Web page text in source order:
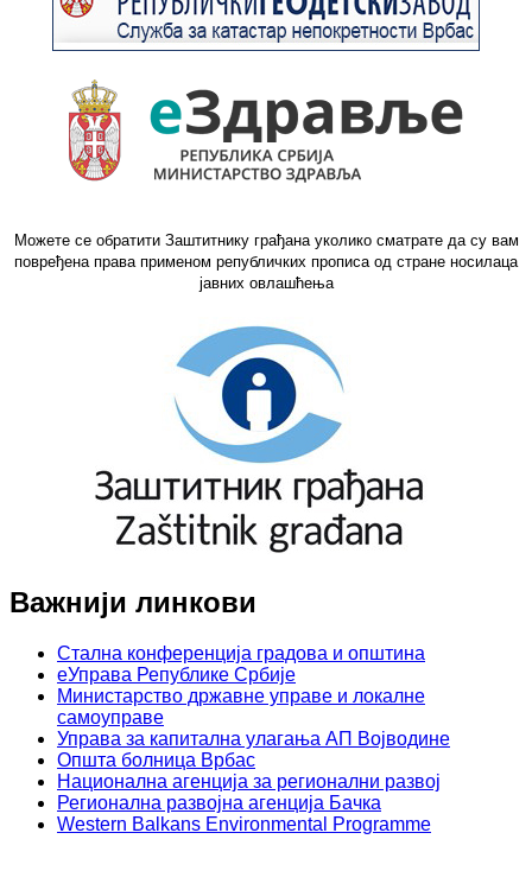
Можете се обратити Заштитнику грађана уколико сматрате да су вам
повређена права применом републичких прописа од стране носилаца
јавних овлашћења
Важнији линкови
Стална конференција градова и општина
еУправа Републике Србије
Министарство државне управе и локалне
самоуправе
Управа за капитална улагања АП Војводине
Општа болница Врбас
Национална агенција за регионални развој
Регионална развојна агенција Бачка
Western Balkans Environmental Programme